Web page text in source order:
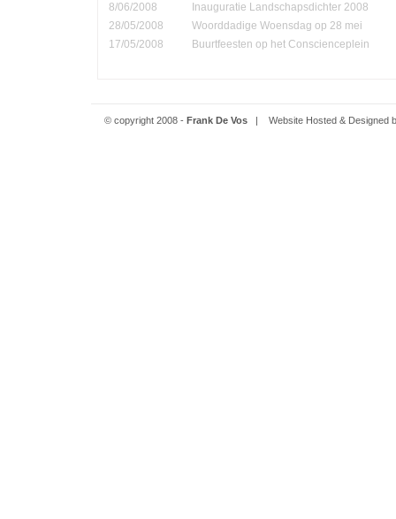
8/06/2008
Inauguratie Landschapsdichter 2008
28/05/2008
Woorddadige Woensdag op 28 mei
17/05/2008
Buurtfeesten op het Conscienceplein
© copyright 2008 - Frank De Vos| Website Hosted & Designed